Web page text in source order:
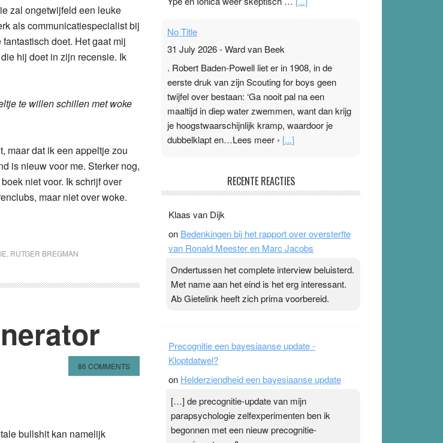
zal ongetwijfeld een leuke
als communicatiespecialist bij
doet. Het gaat mij
hij doet in zijn recensie. Ik
te willen schillen met woke
maar dat ik een appeltje zou
is nieuw voor me. Sterker nog,
niet voor. Ik schrijf over
maar niet over woke.
RUTGER BREGMAN
86 COMMENTS
bullshit kan namelijk
No Title
31 July 2026-Ward van Beek
. Robert Baden-Powell liet er in 1908, in de
eerste druk van zijn Scouting for boys geen
twijfel over bestaan: ‘Ga nooit pal na een
maaltijd in diep water zwemmen, want dan krijg
je hoogstwaarschijnlijk kramp, waardoor je
dubbelklapt en…Lees meer › [...]
Ward van Beek
topsporters. Ze hopen ermee hun hartslag te
verlagen terwijl ze meer zuurstof opnemen.
Daarop heeft zo’n pleister geen effect. Maar het
zijn. Door…Lees meer Pleisterplakkers in de
topspsort › [...]
RECENTE REACTIES
Klaas van Dijk
on Bedenkingen bij het rapport over oversterfte
van Ronald Meester en Marc Jacobs
Ondertussen het complete interview beluisterd.
Met name aan het eind is het erg interessant.
Ab Gietelink heeft zich prima voorbereid.
Precognitie een bayesiaanse update -
Kloptdatwel?
on Helderziendheid een bayesiaanse update
[…] de precognitie-update van mijn
parapsychologie zelfexperimenten ben ik
begonnen met een nieuw precognitie-